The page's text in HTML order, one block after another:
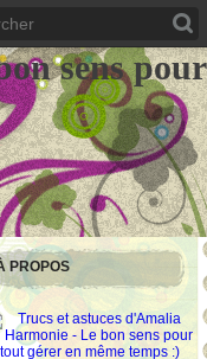
sens pour
PROPOS